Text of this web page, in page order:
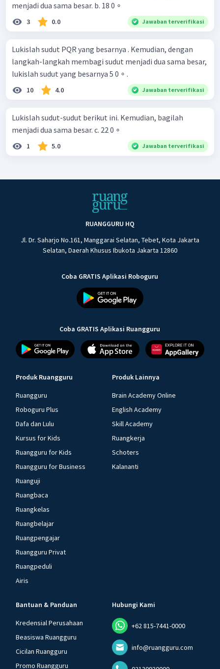
menjadi dua sama besar. b. 18 0 ∘
3 0.0 Jawaban terverifikasi
Lukislah sudut PQR yang besarnya . Kemudian, dengan
langkah-langkah membagi sudut menjadi dua sama besar,
lukislah sudut yang besarnya 5 0 ∘ .
10 4.0 Jawaban terverifikasi
Lukislah sudut-sudut berikut ini. Kemudian, bagilah
menjadi dua sama besar. c. 22 0 ∘
1 5.0 Jawaban terverifikasi
RUANGGURU HQ
Jl. Dr. Saharjo No.161, Manggarai Selatan, Tebet, Kota Jakarta
Selatan, Daerah Khusus Ibukota Jakarta 12860
Coba GRATIS Aplikasi Roboguru
Coba GRATIS Aplikasi Ruangguru
Produk Ruangguru
Ruangguru
Roboguru Plus
Dafa dan Lulu
Kursus for Kids
Ruangguru for Kids
Ruangguru for Business
Ruanguji
Ruangbaca
Ruangkelas
Ruangbelajar
Ruangpengajar
Ruangguru Privat
Ruangpeduli
Airis
Produk Lainnya
Brain Academy Online
English Academy
Skill Academy
Ruangkerja
Schoters
Kalananti
Bantuan & Panduan
Kredensial Perusahaan
Beasiswa Ruangguru
Cicilan Ruangguru
Promo Ruangguru
Hubungi Kami
+62 815-7441-0000
info@ruangguru.com